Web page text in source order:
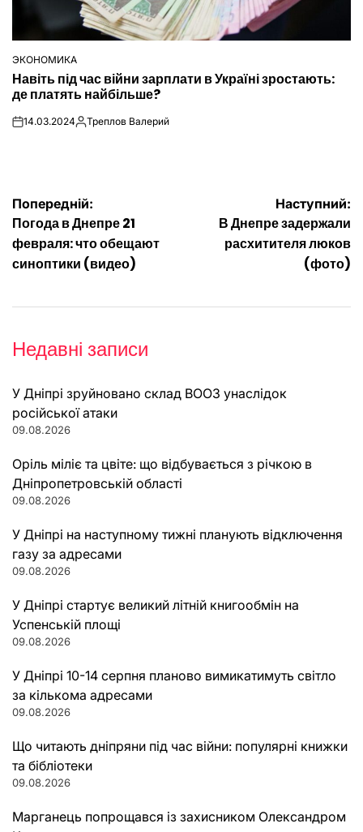
ОПУБЛІКУВАТИ
У
ЭКОНОМИКА
Навіть під час війни зарплати в Україні зростають:
де платять найбільше?
on14.03.2024Опубліковано
Треплов Валерий
Навігація
записів
Попередній:
Погода в Днепре 21
февраля: что обещают
синоптики (видео)
Наступний:
В Днепре задержали
расхитителя люков
(фото)
Недавні записи
У Дніпрі зруйновано склад ВООЗ унаслідок
російської атаки
09.08.2026
Оріль міліє та цвіте: що відбувається з річкою в
Дніпропетровській області
09.08.2026
У Дніпрі на наступному тижні планують відключення
газу за адресами
09.08.2026
У Дніпрі стартує великий літній книгообмін на
Успенській площі
09.08.2026
У Дніпрі 10-14 серпня планово вимикатимуть світло
за кількома адресами
09.08.2026
Що читають дніпряни під час війни: популярні книжки
та бібліотеки
09.08.2026
Марганець попрощався із захисником Олександром